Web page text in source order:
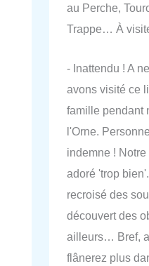
au Perche,
Trappe… À
- Inattendu ! A
avons visité ce
famille pendant
l'Orne.
indemne !
adoré 'trop
recroisé des
découvert des
ailleurs… Bref,
flânerez plus